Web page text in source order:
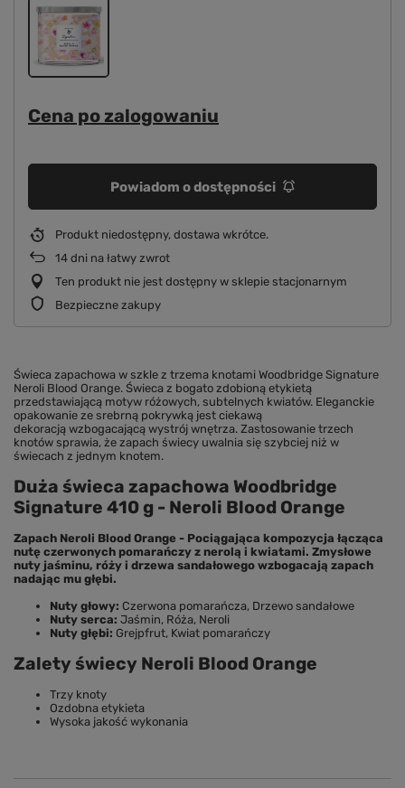
Cena po zalogowaniu
Powiadom o dostępności
Produkt niedostępny, dostawa wkrótce
14 dni na łatwy zwrot
Ten produkt nie jest dostępny w sklepie stacjonarnym
Bezpieczne zakupy
Świeca zapachowa w szkle z trzema knotami Woodbridge Signature
Neroli Blood Orange. Świeca z bogato zdobioną etykietą
przedstawiającą motyw różowych, subtelnych kwiatów. Eleganckie
opakowanie ze srebrną pokrywką jest ciekawą
dekoracją wzbogacającą wystrój wnętrza. Zastosowanie trzech
knotów sprawia, że zapach świecy uwalnia się szybciej niż w
świecach z jednym knotem.
Duża świeca zapachowa Woodbridge
Signature 410 g - Neroli Blood Orange
Zapach Neroli Blood Orange - Pociągająca kompozycja łącząca
nutę czerwonych pomarańczy z nerolą i kwiatami. Zmysłowe
nuty jaśminu, róży i drzewa sandałowego wzbogacają zapach
nadając mu głębi.
Nuty głowy: Czerwona pomarańcza, Drzewo sandałowe
Nuty serca: Jaśmin, Róża, Neroli
Nuty głębi: Grejpfrut, Kwiat pomarańczy
Zalety świecy Neroli Blood Orange
Trzy knoty
Ozdobna etykieta
Wysoka jakość wykonania